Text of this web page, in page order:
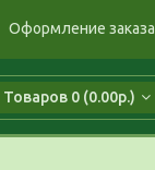
Оформление заказа
Товаров 0 (0.00р.)